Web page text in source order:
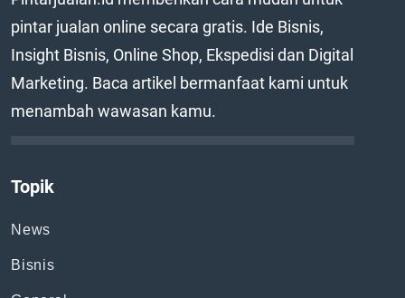
pintar jualan online secara gratis. Ide Bisnis,
Insight Bisnis, Online Shop, Ekspedisi dan Digital
Marketing. Baca artikel bermanfaat kami untuk
menambah wawasan kamu.